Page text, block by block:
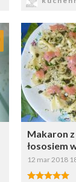
Makaron
łososiem
12 mar 2018